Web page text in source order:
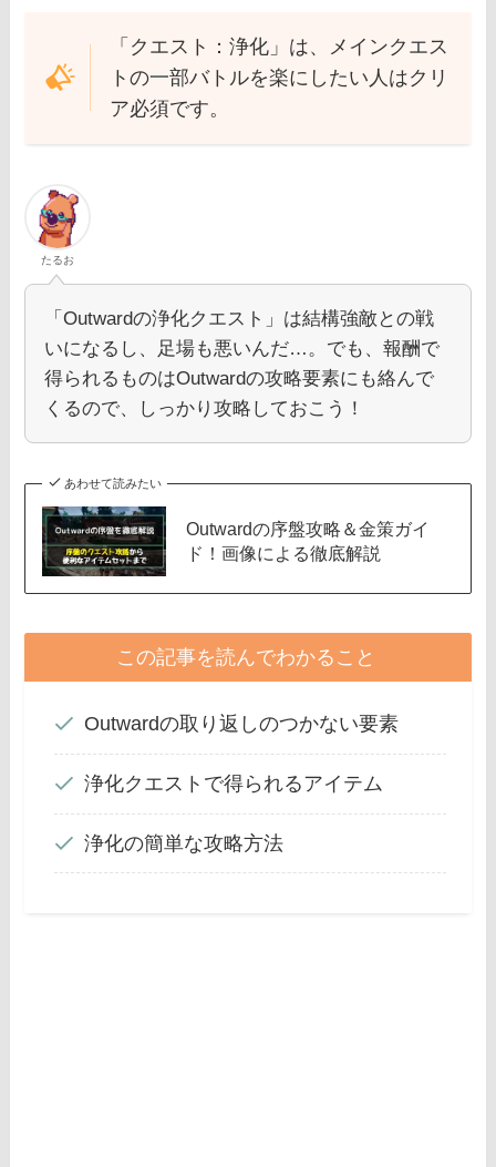
「クエスト：浄化」は、メインクエス
トの一部バトルを楽にしたい人はクリ
ア必須です。
たるお
「Outwardの浄化クエスト」は結構強敵との戦
いになるし、足場も悪いんだ…。でも、報酬で
得られるものはOutwardの攻略要素にも絡んで
くるので、しっかり攻略しておこう！
あわせて読みたい
Outwardの序盤攻略＆金策ガイ
ド！画像による徹底解説
この記事を読んでわかること
Outwardの取り返しのつかない要素
浄化クエストで得られるアイテム
浄化の簡単な攻略方法